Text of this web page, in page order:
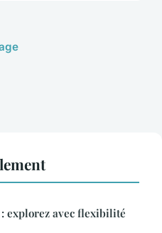
explorez avec flexibilité